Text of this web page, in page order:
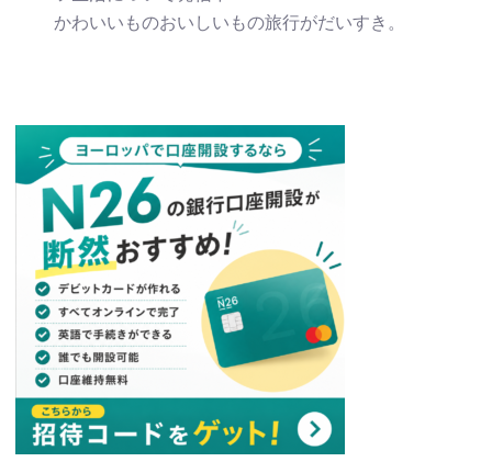
かわいいものおいしいもの旅行がだいすき。